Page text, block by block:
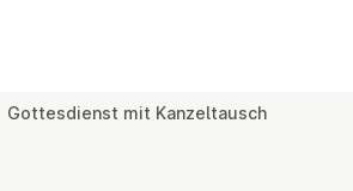
Gottesdienst mit Kanzeltausch